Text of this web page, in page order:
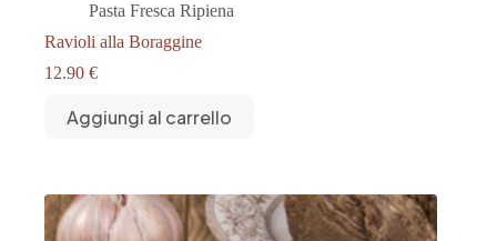
Pasta Fresca Ripiena
Ravioli alla Boraggine
12.90 €
Aggiungi al carrello